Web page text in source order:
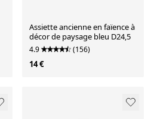
Assiette ancienne en faïence à
décor de paysage bleu D24,5
4.9 (156)
14 €